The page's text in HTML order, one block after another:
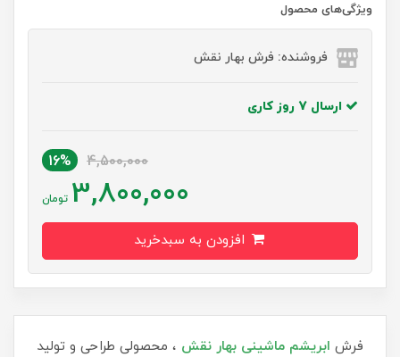
ویژگی‌های محصول
فروشنده: فرش بهار نقش
ارسال 7 روز کاری
4,500,000
16%
3,800,000 تومان
فرش ابریشم ماشینی بهار نقش ، محصولی طراحی و تولید